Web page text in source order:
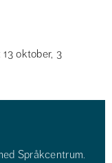
oktober, 3
Språkcentrum.